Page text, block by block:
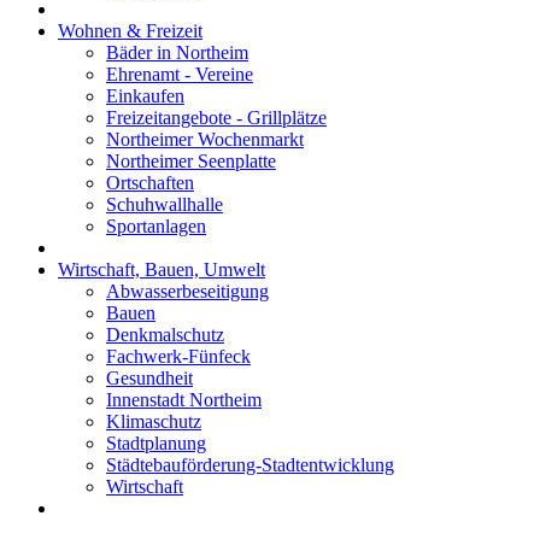
Wohnen & Freizeit
Bäder in Northeim
Ehrenamt - Vereine
Einkaufen
Freizeitangebote - Grillplätze
Northeimer Wochenmarkt
Northeimer Seenplatte
Ortschaften
Schuhwallhalle
Sportanlagen
Wirtschaft, Bauen, Umwelt
Abwasserbeseitigung
Bauen
Denkmalschutz
Fachwerk-Fünfeck
Gesundheit
Innenstadt Northeim
Klimaschutz
Stadtplanung
Städtebauförderung-Stadtentwicklung
Wirtschaft